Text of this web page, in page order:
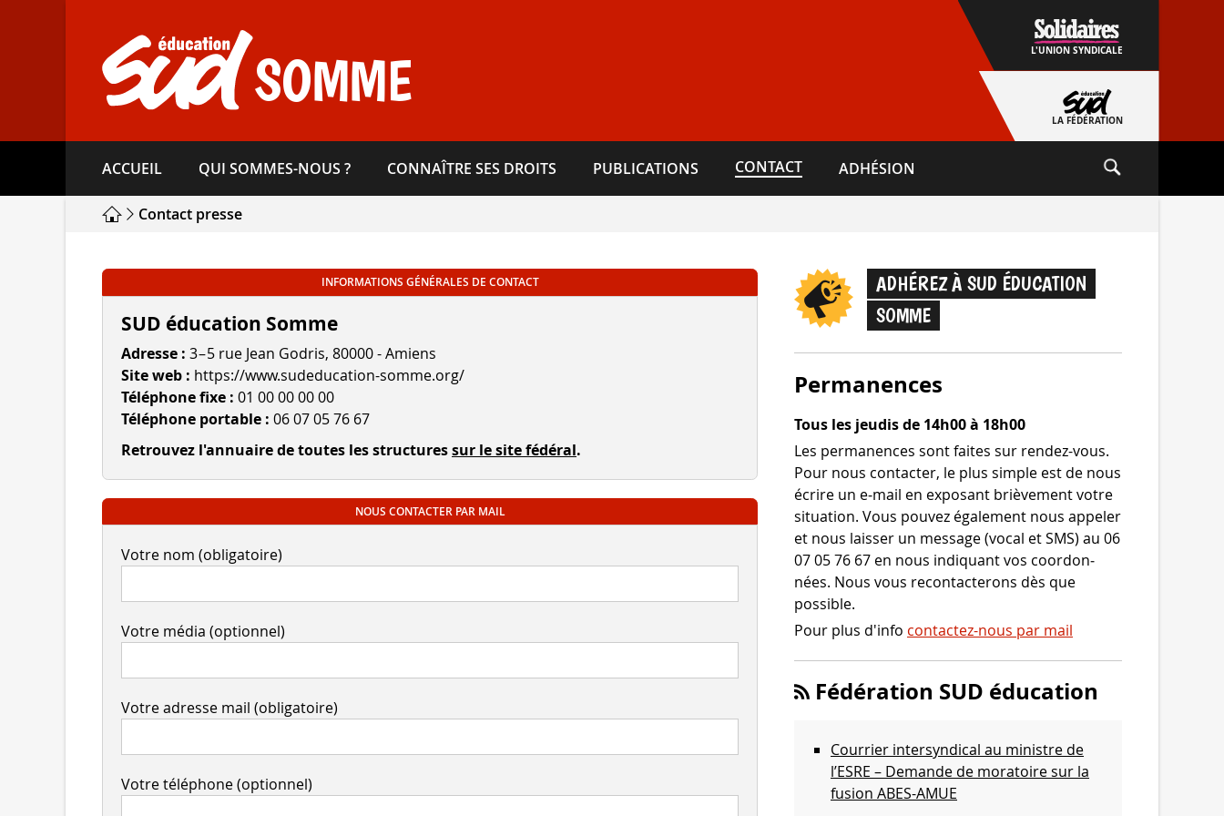
SOMME L'UNION SYNDICALE
LA FÉDÉRATION
ACCUEIL QUI SOMMES-​NOUS ? CONNAÎTRE SES DROITS PUBLICATIONS CONTACT ADHÉSION
Contact presse
INFORMATIONS GÉNÉRALES DE CONTACT
SUD éducation Somme
Adresse : 3 – 5 rue Jean Godris, 80000 - Amiens
Site web : https://www.sudeducation-somme.org/
Téléphone fixe : 01 00 00 00 00
Téléphone portable : 06 07 05 76 67
Retrouvez l'annuaire de toutes les structuressur le site fédéral.
NOUS CONTACTER PAR MAIL
Votre nom (obligatoire)
Votre média (optionnel)
Votre adresse mail (obligatoire)
Votre téléphone (optionnel)
ADHÉREZ À SUD ÉDUCATION
SOMME
Permanences
Tous les jeudis de 14h00 à 18h00
Les per­ma­nences sont faites sur rendez-​vous.
Pour nous contac­ter, le plus simple est de nous
écrire un e‑mail en expo­sant briè­ve­ment votre
situa­tion. Vous pou­vez éga­le­ment nous appe­ler
et nous lais­ser un mes­sage (vocal et SMS) au 06
07 05 76 67 en nous indi­quant vos coor­don­
nées. Nous vous recon­tac­te­rons dès que
possible.
Pour plus d'info contactez-nous par mail
Fédération SUD éducation
Courrier intersyndical au ministre de
l’ESRE – Demande de moratoire sur la
fusion ABES-AMUE